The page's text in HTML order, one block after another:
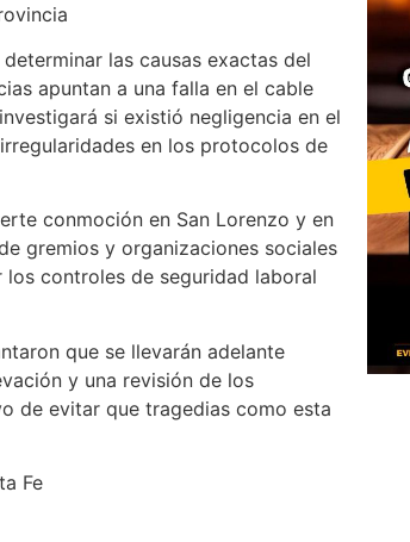
las causas exactas del
apuntan a una falla en el cable
si existió negligencia en el
en los protocolos de
conmoción en San Lorenzo y en
gremios y organizaciones sociales
controles de seguridad laboral
que se llevarán adelante
y una revisión de los
de evitar que tragedias como esta
Fe